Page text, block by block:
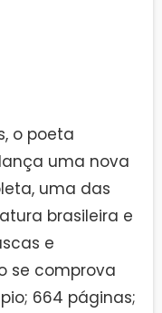
o poeta
uma nova
uma das
brasileira e
e
se comprova
664 páginas;